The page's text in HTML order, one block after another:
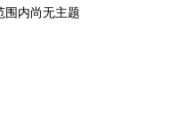
围内尚无主题